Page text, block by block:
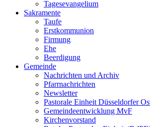
Tagesevangelium
Sakramente
Taufe
Erstkommunion
Firmung
Ehe
Beerdigung
Gemeinde
Nachrichten und Archiv
Pfarrnachrichten
Newsletter
Pastorale Einheit Düsseldorfer
Gemeindeentwicklung MvF
Kirchenvorstand